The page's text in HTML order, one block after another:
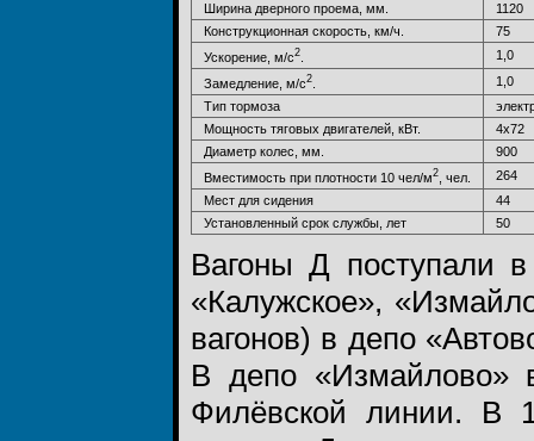
Ширина дверного проема, мм.
1120
Конструкционная скорость, км/ч.
75
Ускорение, м/с2
1,0
Замедление, м/с2
1,0
Тип тормоза
Мощность тяговых двигателей, кВт.
4х72
Диаметр колес, мм.
900
Вместимость при плотности 10 чел/м2 , чел.
264
Мест для сидения
44
Установленный срок службы, лет
50
Вагоны Д поступали
«Калужское»,
вагонов) в депо
В депо «Измайлово»
Филёвской линии. В